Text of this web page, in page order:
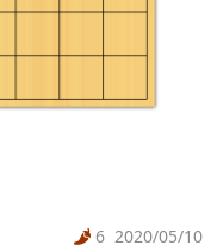
6 2020/05/10